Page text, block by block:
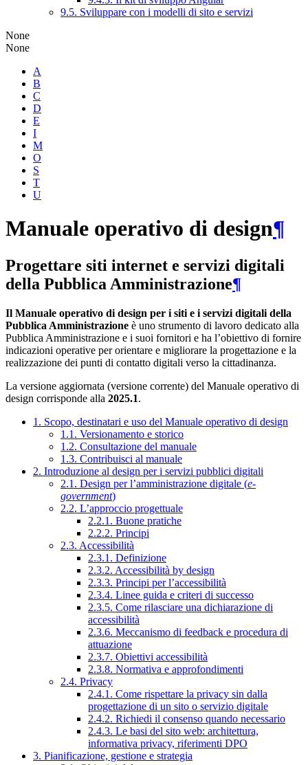
9.5. Sviluppare con i modelli di sito e servizi
None
None
A
B
C
D
E
I
M
O
S
T
U
Manuale operativo di design¶
Progettare siti internet e servizi digitali
della Pubblica Amministrazione¶
Il Manuale operativo di design per i siti e i servizi digitali della
Pubblica Amministrazione è uno strumento di lavoro dedicato alla
Pubblica Amministrazione e i suoi fornitori e ha l’obiettivo di fornire
indicazioni operative per orientare e migliorare la progettazione e la
realizzazione dei punti di contatto digitali verso la cittadinanza.
La versione aggiornata (versione corrente) del Manuale operativo di
design corrisponde alla 2025.1.
1. Scopo, destinatari e uso del Manuale operativo di design
1.1. Versionamento e storico
1.2. Consultazione del manuale
1.3. Contribuisci al manuale
2. Introduzione al design per i servizi pubblici digitali
2.1. Design per l’amministrazione digitale (e-
government)
2.2. L’approccio progettuale
2.2.1. Buone pratiche
2.2.2. Principi
2.3. Accessibilità
2.3.1. Definizione
2.3.2. Accessibilità by design
2.3.3. Principi per l’accessibilità
2.3.4. Linee guida e criteri di successo
2.3.5. Come rilasciare una dichiarazione di
accessibilità
2.3.6. Meccanismo di feedback e procedura di
attuazione
2.3.7. Obiettivi accessibilità
2.3.8. Normativa e approfondimenti
2.4. Privacy
2.4.1. Come rispettare la privacy sin dalla
progettazione di un sito o servizio digitale
2.4.2. Richiedi il consenso quando necessario
2.4.3. Le basi del sito web: architettura,
informativa privacy, riferimenti DPO
3. Pianificazione, gestione e strategia